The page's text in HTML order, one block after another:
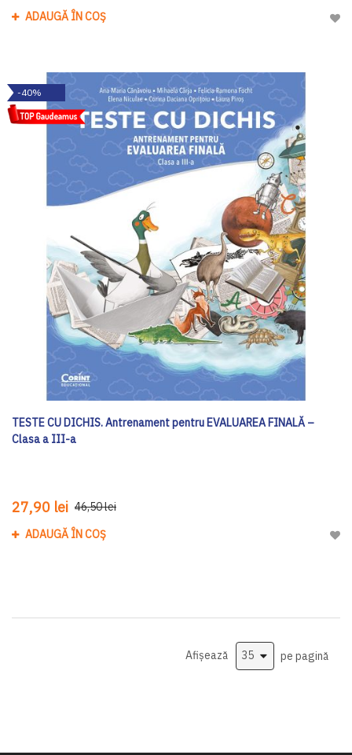
ADAUGĂ ÎN COȘ
-40%
TESTE CU DICHIS. Antrenament pentru EVALUAREA FINALĂ –
Clasa a III-a
27,90 lei 46,50 lei
ADAUGĂ ÎN COȘ
Afișează pe pagină